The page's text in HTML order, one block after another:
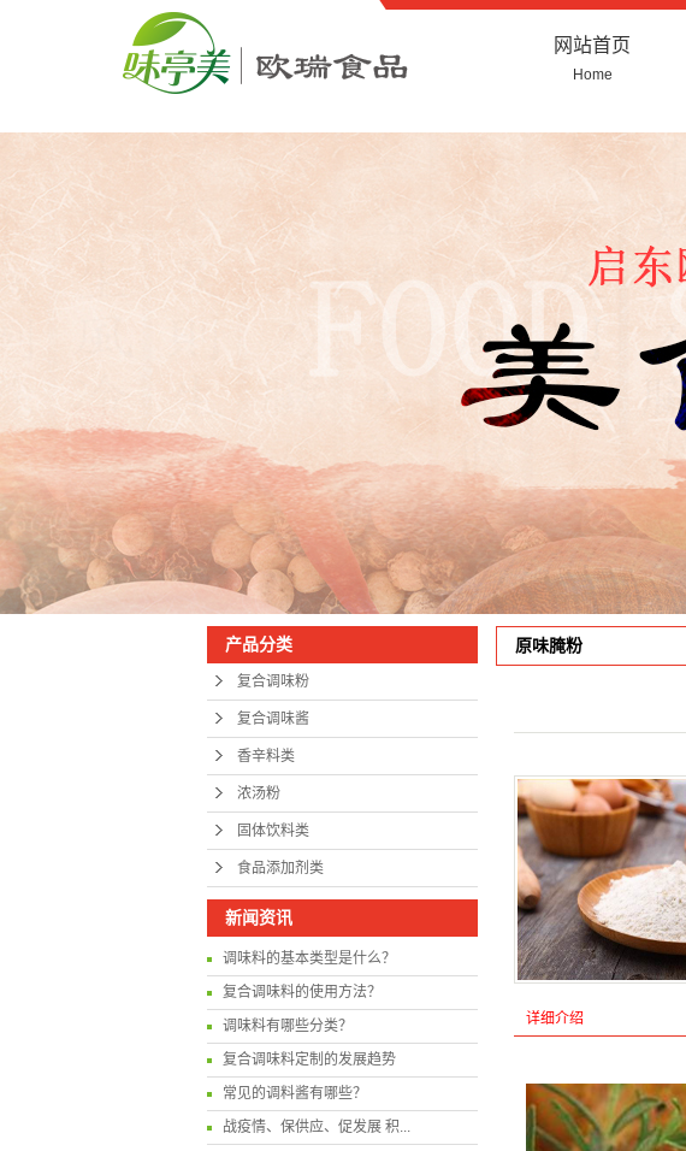
网站首页
Home
产品分类
复合调味粉
复合调味酱
香辛料类
浓汤粉
固体饮料类
食品添加剂类
新闻资讯
调味料的基本类型是什么？
复合调味料的使用方法？
调味料有哪些分类？
复合调味料定制的发展趋势
常见的调料酱有哪些？
战疫情、保供应、促发展 积...
原味腌粉
详细介绍